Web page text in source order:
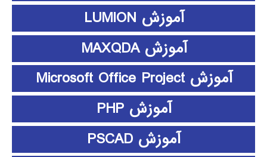
آموزش LUMION
آموزش MAXQDA
آموزش Microsoft Office Project
آموزش PHP
آموزش PSCAD